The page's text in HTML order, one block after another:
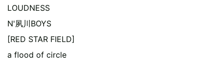
LOUDNESS
N'夙川BOYS
[RED STAR FIELD]
a flood of circle